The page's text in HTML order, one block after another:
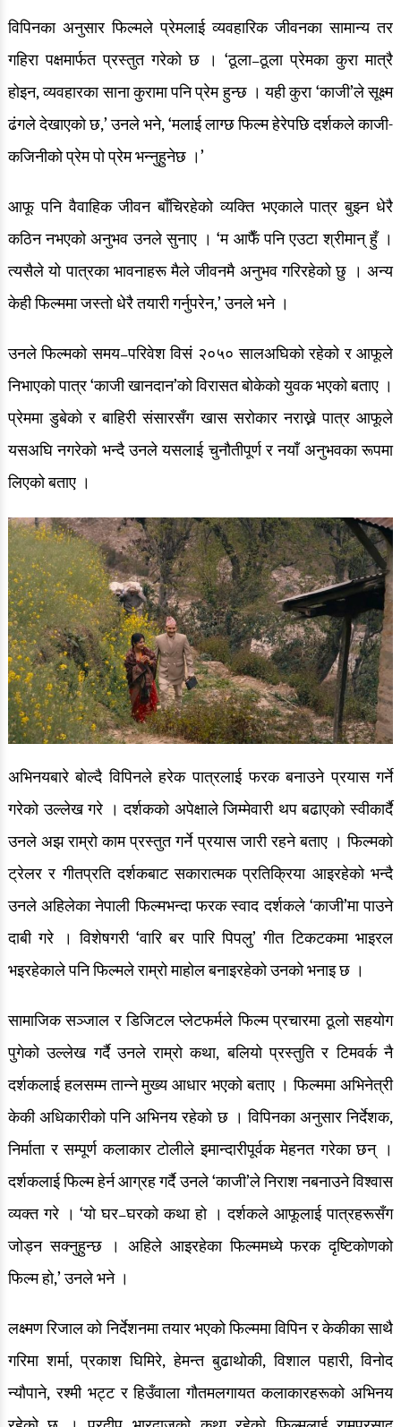
विपिनका अनुसार फिल्मले प्रेमलाई व्यवहारिक जीवनका सामान्य तर
गहिरा पक्षमार्फत प्रस्तुत गरेको छ । ‘ठूला–ठूला प्रेमका कुरा मात्रै
होइन, व्यवहारका साना कुरामा पनि प्रेम हुन्छ । यही कुरा ‘काजी’ले सूक्ष्म
ढंगले देखाएको छ,’ उनले भने, ‘मलाई लाग्छ फिल्म हेरेपछि दर्शकले काजी-
कजिनीको प्रेम पो प्रेम भन्नुहुनेछ ।’
आफू पनि वैवाहिक जीवन बाँचिरहेको व्यक्ति भएकाले पात्र बुझ्न धेरै
कठिन नभएको अनुभव उनले सुनाए । ‘म आफैँ पनि एउटा श्रीमान् हुँ ।
त्यसैले यो पात्रका भावनाहरू मैले जीवनमै अनुभव गरिरहेको छु । अन्य
केही फिल्ममा जस्तो धेरै तयारी गर्नुपरेन,’ उनले भने ।
उनले फिल्मको समय–परिवेश विसं २०५० सालअघिको रहेको र आफूले
निभाएको पात्र ‘काजी खानदान’को विरासत बोकेको युवक भएको बताए ।
प्रेममा डुबेको र बाहिरी संसारसँग खास सरोकार नराख्ने पात्र आफूले
यसअघि नगरेको भन्दै उनले यसलाई चुनौतीपूर्ण र नयाँ अनुभवका रूपमा
लिएको बताए ।
अभिनयबारे बोल्दै विपिनले हरेक पात्रलाई फरक बनाउने प्रयास गर्ने
गरेको उल्लेख गरे । दर्शकको अपेक्षाले जिम्मेवारी थप बढाएको स्वीकार्दै
उनले अझ राम्रो काम प्रस्तुत गर्ने प्रयास जारी रहने बताए । फिल्मको
ट्रेलर र गीतप्रति दर्शकबाट सकारात्मक प्रतिक्रिया आइरहेको भन्दै
उनले अहिलेका नेपाली फिल्मभन्दा फरक स्वाद दर्शकले ‘काजी’मा पाउने
दाबी गरे । विशेषगरी ‘वारि बर पारि पिपलु’ गीत टिकटकमा भाइरल
भइरहेकाले पनि फिल्मले राम्रो माहोल बनाइरहेको उनको भनाइ छ ।
सामाजिक सञ्जाल र डिजिटल प्लेटफर्मले फिल्म प्रचारमा ठूलो सहयोग
पुगेको उल्लेख गर्दै उनले राम्रो कथा, बलियो प्रस्तुति र टिमवर्क नै
दर्शकलाई हलसम्म तान्ने मुख्य आधार भएको बताए । फिल्ममा अभिनेत्री
केकी अधिकारीको पनि अभिनय रहेको छ । विपिनका अनुसार निर्देशक,
निर्माता र सम्पूर्ण कलाकार टोलीले इमान्दारीपूर्वक मेहनत गरेका छन् ।
दर्शकलाई फिल्म हेर्न आग्रह गर्दै उनले ‘काजी’ले निराश नबनाउने विश्वास
व्यक्त गरे । ‘यो घर–घरको कथा हो । दर्शकले आफूलाई पात्रहरूसँग
जोड्न सक्नुहुन्छ । अहिले आइरहेका फिल्ममध्ये फरक दृष्टिकोणको
फिल्म हो,’ उनले भने ।
लक्ष्मण रिजाल को निर्देशनमा तयार भएको फिल्ममा विपिन र केकीका साथै
गरिमा शर्मा, प्रकाश घिमिरे, हेमन्त बुढाथोकी, विशाल पहारी, विनोद
न्यौपाने, रश्मी भट्ट र हिउँवाला गौतमलगायत कलाकारहरूको अभिनय